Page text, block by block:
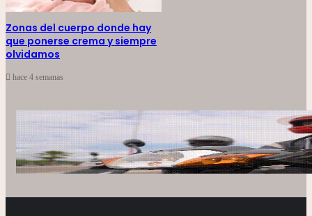
Zonas del cuerpo donde hay
que ponerse crema y siempre
olvidamos
hace 4 semanas